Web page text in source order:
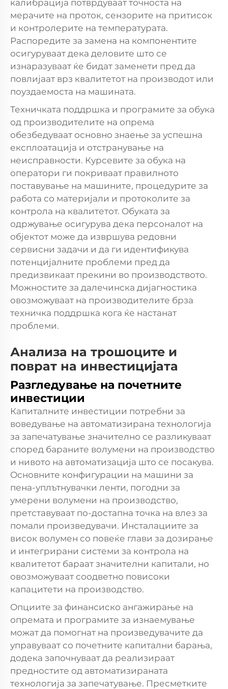
калибрација потврдуваат точноста на
мерачите на проток, сензорите на притисок
и контролерите на температурата.
Распоредите за замена на компонентите
осигуруваат дека деловите што се
изнаразуваат ќе бидат заменети пред да
повлијаат врз квалитетот на производот или
поуздаемоста на машината.
Техничката поддршка и програмите за обука
од производителите на опрема
обезбедуваат основно знаење за успешна
експлоатација и отстранување на
неисправности. Курсевите за обука на
оператори ги покриваат правилното
поставување на машините, процедурите за
работа со материјали и протоколите за
контрола на квалитетот. Обуката за
одржување осигурува дека персоналот на
објектот може да извршува редовни
сервисни задачи и да ги идентификува
потенцијалните проблеми пред да
предизвикаат прекини во производството.
Можностите за далечинска дијагностика
овозможуваат на производителите брза
техничка поддршка кога ќе настанат
проблеми.
Анализа на трошоците и
поврат на инвестицијата
Разгледување на почетните
инвестиции
Капиталните инвестиции потребни за
воведување на автоматизирана технологија
за запечатување значително се разликуваат
според бараните волумени на производство
и нивото на автоматизација што се посакува.
Основните конфигурации на машини за
пена-уплътнувачки ленти, погодни за
умерени волумени на производство,
претставуваат по-достапна точка на влез за
помали произведувачи. Инсталациите за
висок волумен со повеќе глави за дозирање
и интегрирани системи за контрола на
квалитетот бараат значителни капитали, но
овозможуваат соодветно повисоки
капацитети на производство.
Опциите за финансиско ангажирање на
опремата и програмите за изнаемување
можат да помогнат на произведувачите да
управуваат со почетните капитални барања,
додека започнуваат да реализираат
предностите од автоматизираната
технологија за запечатување. Пресметките